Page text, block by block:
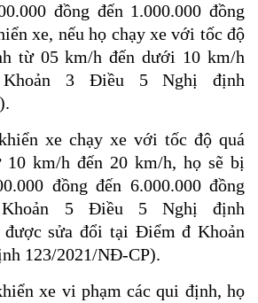
đồng đến 1.000.000 đồng
xe, nếu họ chạy xe với tốc độ
từ 05 km/h đến dưới 10 km/h
3 Điều 5 Nghị định
xe chạy xe với tốc độ quá
km/h đến 20 km/h, họ sẽ bị
đồng đến 6.000.000 đồng
5 Điều 5 Nghị định
được sửa đổi tại Điểm đ Khoản
123/2021/NĐ-CP).
xe vi phạm các qui định, họ